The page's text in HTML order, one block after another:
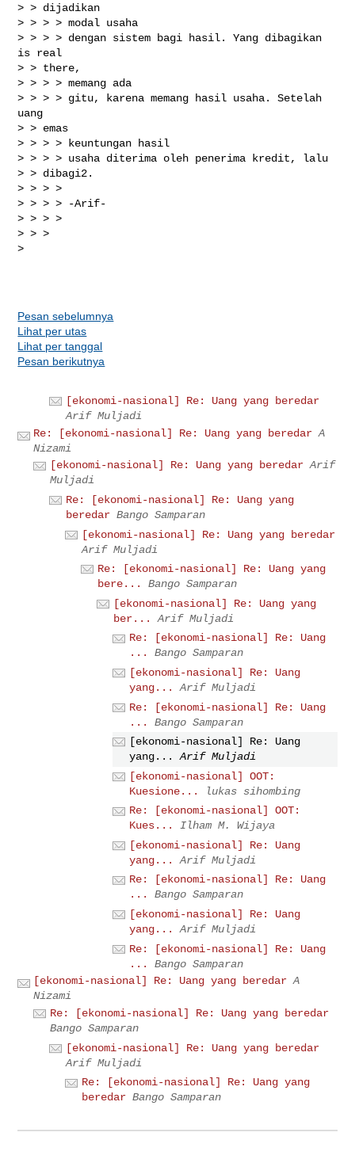
> > dijadikan
> > > > modal usaha
> > > > dengan sistem bagi hasil. Yang dibagikan
is real
> > there,
> > > > memang ada
> > > > gitu, karena memang hasil usaha. Setelah
uang
> > emas
> > > > keuntungan hasil
> > > > usaha diterima oleh penerima kredit, lalu
> > dibagi2.
> > > >
> > > > -Arif-
> > > >
> > >
>
Pesan sebelumnya
Lihat per utas
Lihat per tanggal
Pesan berikutnya
[ekonomi-nasional] Re: Uang yang beredar
Arif Muljadi
Re: [ekonomi-nasional] Re: Uang yang beredar A
Nizami
[ekonomi-nasional] Re: Uang yang beredar Arif
Muljadi
Re: [ekonomi-nasional] Re: Uang yang
beredar Bango Samparan
[ekonomi-nasional] Re: Uang yang beredar
Arif Muljadi
Re: [ekonomi-nasional] Re: Uang yang
bere...
Bango Samparan
[ekonomi-nasional] Re: Uang yang
ber...
Arif Muljadi
Re: [ekonomi-nasional] Re: Uang
...
Bango Samparan
[ekonomi-nasional] Re: Uang
yang...
Arif Muljadi
Re: [ekonomi-nasional] Re: Uang
...
Bango Samparan
[ekonomi-nasional] Re: Uang
yang...
Arif Muljadi
[ekonomi-nasional] OOT:
Kuesione...
lukas sihombing
Re: [ekonomi-nasional] OOT:
Kues...
Ilham M. Wijaya
[ekonomi-nasional] Re: Uang
yang...
Arif Muljadi
Re: [ekonomi-nasional] Re: Uang
...
Bango Samparan
[ekonomi-nasional] Re: Uang
yang...
Arif Muljadi
Re: [ekonomi-nasional] Re: Uang
...
Bango Samparan
[ekonomi-nasional] Re: Uang yang beredar A
Nizami
Re: [ekonomi-nasional] Re: Uang yang beredar
Bango Samparan
[ekonomi-nasional] Re: Uang yang beredar
Arif Muljadi
Re: [ekonomi-nasional] Re: Uang yang
beredar Bango Samparan